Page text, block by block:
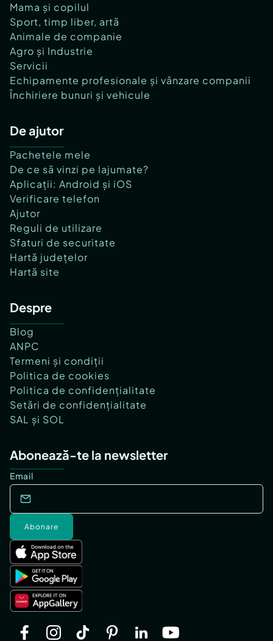
Mama și copilul
Sport, timp liber, artă
Animale de companie
Agro și Industrie
Servicii
Echipamente profesionale și vânzare companii
Închiriere bunuri și vehicule
De ajutor
Pachetele mele
De ce să vinzi pe lajumate?
Aplicații: Android și iOS
Verificare telefon
Ajutor
Reguli de utilizare
Sfaturi de securitate
Hartă județelor
Hartă site
Despre
Blog
ANPC
Termeni și condiții
Politica de cookies
Politica de confidențialitate
Setări de confidențialitate
SAL și SOL
Abonează-te la newsletter
Email
Abonare